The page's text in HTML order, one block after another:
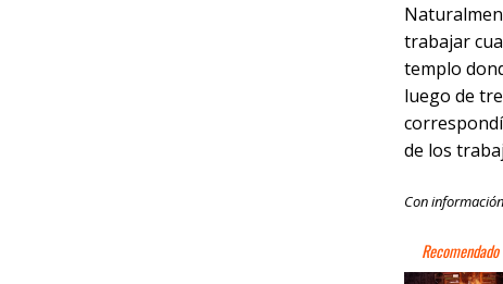
trabajar
templo
luego de
de los
Con